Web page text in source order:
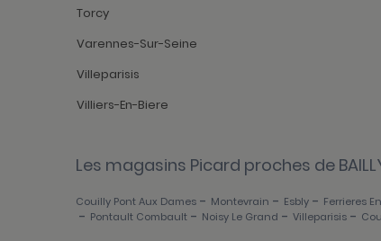
Torcy
Varennes-Sur-Seine
Villeparisis
Villiers-En-Biere
Les magasins Picard proches de BAILLY
Couilly Pont Aux Dames - Montevrain - Esbly - Ferrieres
- Pontault Combault - Noisy Le Grand - Villeparisis -